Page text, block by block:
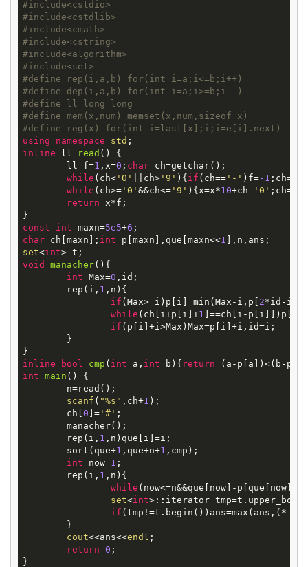
#include<cstdio>
#include<cstdlib>
#include<cmath>
#include<cstring>
#include<algorithm>
#include<set>
#define rep(i,a,b) for(int i=a;i<=b;i++)
#define dep(i,a,b) for(int i=a;i>=b;i--)
#define ll long long
#define mem(x,num) memset(x,num,sizeof x)
#define reg(x) for(int i=last[x];i;i=e[i].next)
using
namespace std
inline ll read ()
{
	ll f=
1 ,x=0 ; char ch=getchar();
while (ch<'0' ||ch>'9' ){if (ch=='-' )f=-1
while (ch>='0' &&ch<='9' ){x=x*10+ch- '0'
return x*f;
const
int maxn=5e5+6
char ch[maxn]; int p[maxn],que[maxn<<1
set<int
void
manacher() {
int Max=0 ,id;
	rep(i,
1 ,n){
if (Max>=i)p[i]=min(Max-i,p[ 2*id-i]);
while (ch[i+p[i]+1 ]==ch[i-
if (p[i]+i>Max)Max=p[i]+i,id=i;
inline
bool cmp ( int a, int b) { return
int main ()
{
scanf ( "%s" ,ch+1 );
	ch[
0 ]='#' ;
	rep(i,
1 ,n)que[i]=i;
	sort(que+
1 ,que+n+1 ,cmp);
int now=1 ;
	rep(i,
1 ,n){
while (now<=n&&que[now]-
set<int>::iterator
if (tmp!=t.begin())ans=max(ans,(*--
cout<<ans<<endl ;
return 0 ;